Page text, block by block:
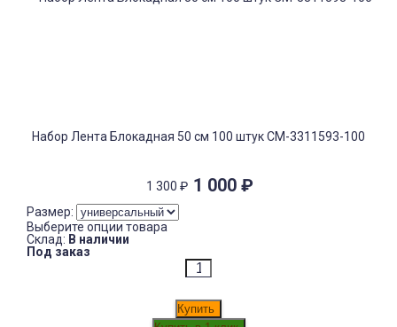
Набор Лента Блокадная 50 см 100 штук СМ-3311593-100
1 300 ₽ 1 000 ₽
Размер:
Выберите опции товара
Склад: В наличии
Под заказ
Купить